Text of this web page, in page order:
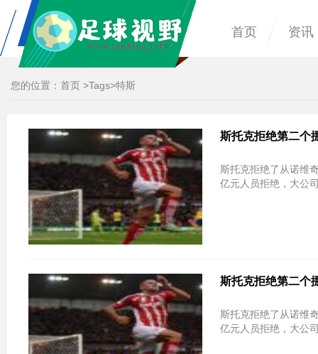
首页 资讯
您的位置： 首页 >Tags>特斯
斯托克拒绝第二个
斯托克拒绝了从诺维
亿元人员拒绝，大公
斯托克拒绝第二个
斯托克拒绝了从诺维
亿元人员拒绝，大公